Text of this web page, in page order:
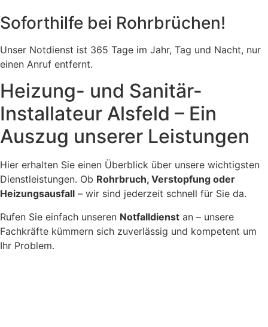
Soforthilfe bei Rohrbrüchen!
Unser Notdienst ist 365 Tage im Jahr, Tag und Nacht, nur
einen Anruf entfernt.
Heizung- und Sanitär-
Installateur Alsfeld – Ein
Auszug unserer Leistungen
Hier erhalten Sie einen Überblick über unsere wichtigsten
Dienstleistungen. Ob Rohrbruch, Verstopfung oder
Heizungsausfall – wir sind jederzeit schnell für Sie da.
Rufen Sie einfach unseren Notfalldienst an – unsere
Fachkräfte kümmern sich zuverlässig und kompetent um
Ihr Problem.